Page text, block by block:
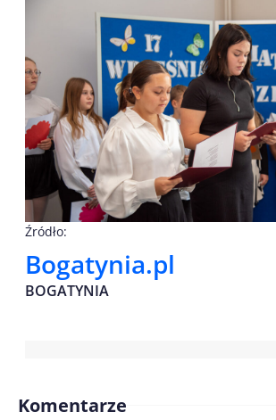
Źródło:
Bogatynia.pl
BOGATYNIA
Komentarze